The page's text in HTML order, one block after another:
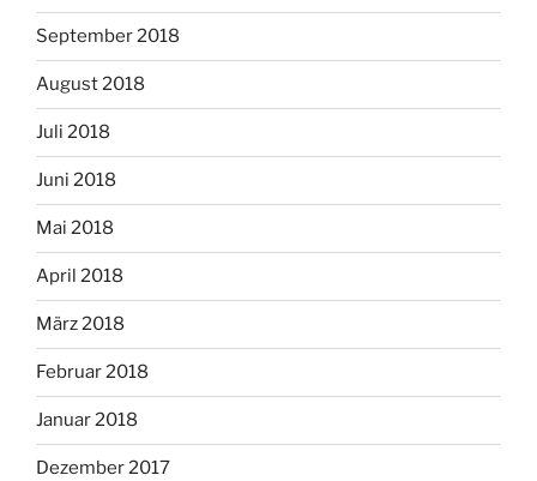
September 2018
August 2018
Juli 2018
Juni 2018
Mai 2018
April 2018
März 2018
Februar 2018
Januar 2018
Dezember 2017